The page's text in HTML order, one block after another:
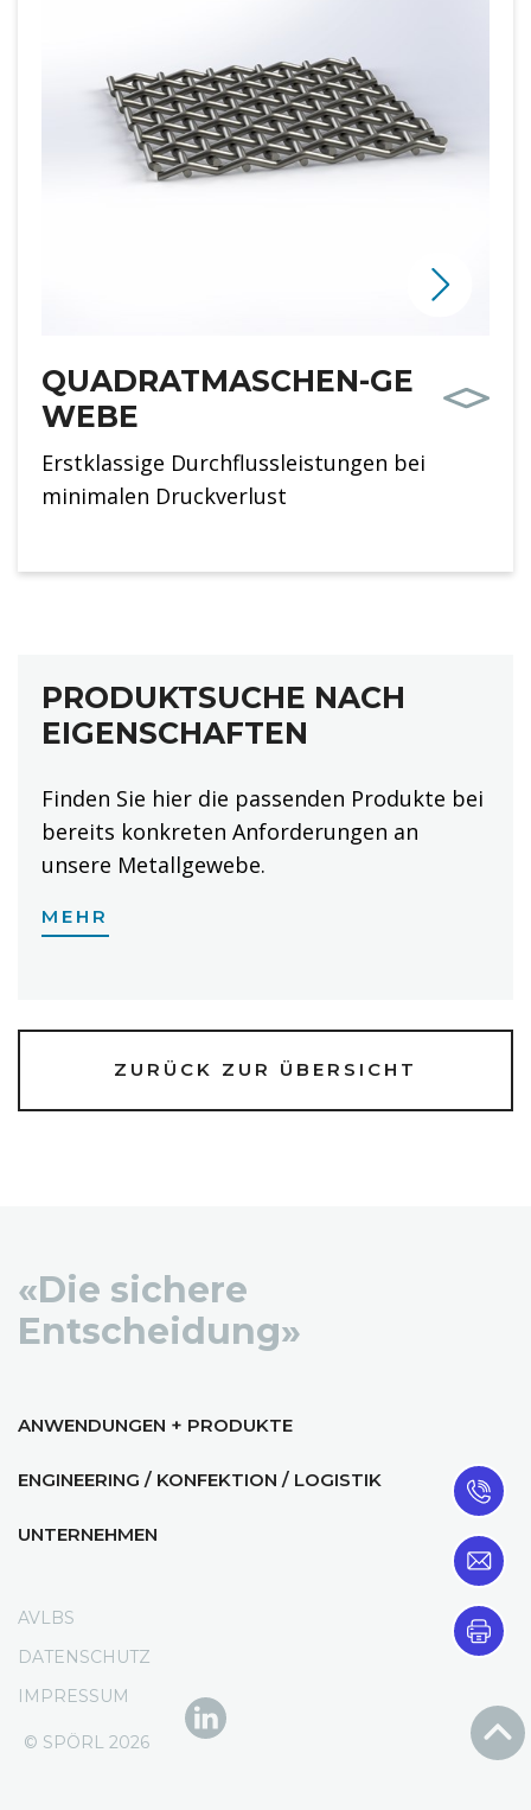
QUADRATMASCHEN-GE
WEBE
Erstklassige Durchflussleistungen bei
minimalen Druckverlust
PRODUKTSUCHE NACH
EIGENSCHAFTEN
Finden Sie hier die passenden Produkte bei
bereits konkreten Anforderungen an
unsere Metallgewebe.
MEHR
ZURÜCK ZUR ÜBERSICHT
«Die sichere
Entscheidung»
ANWENDUNGEN + PRODUKTE
ENGINEERING / KONFEKTION / LOGISTIK
UNTERNEHMEN
AVLBS
DATENSCHUTZ
IMPRESSUM
© SPÖRL 2026